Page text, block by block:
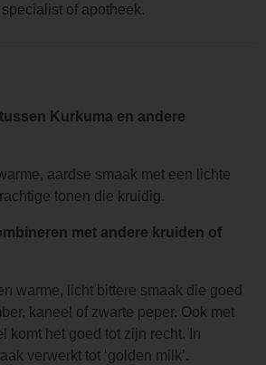
of apotheek.
Kurkuma en andere
aardse smaak met een lichte
tonen die kruidig.
met andere kruiden of
warme, licht bittere smaak die goed
kaneel of zwarte peper. Ook met
komt het goed tot zijn recht. In
verwerkt tot ‘golden milk’.